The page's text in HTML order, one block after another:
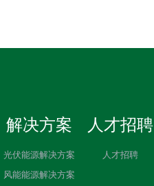
解决方案
光伏能源解决方案
风能能源解决方案
人才招聘
人才招聘